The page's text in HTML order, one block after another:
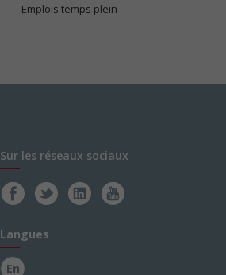
Emplois temps plein
Sur les réseaux sociaux
Langues
En